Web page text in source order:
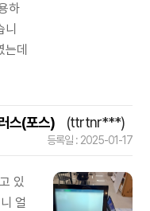
하
니
데
스(포스) (ttrtnr***)
등록일 : 2025-01-17
있
얼